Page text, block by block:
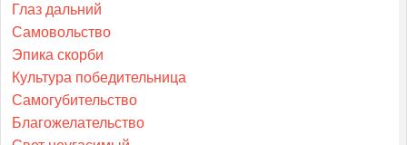
Глаз дальний
Самовольство
Эпика скорби
Культура победительница
Самогубительство
Благожелательство